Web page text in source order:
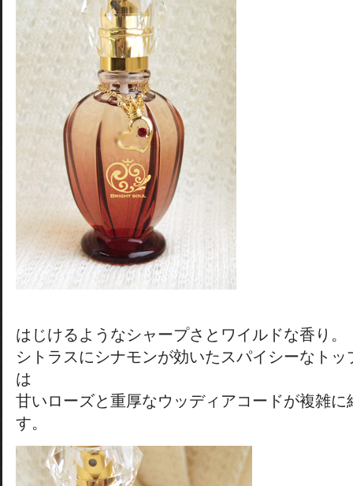
はじけるようなシャープさとワイルドな香り。
シトラスにシナモンが効いたスパイシーなト
は
甘いローズと重厚なウッディアコードが複雑
す。